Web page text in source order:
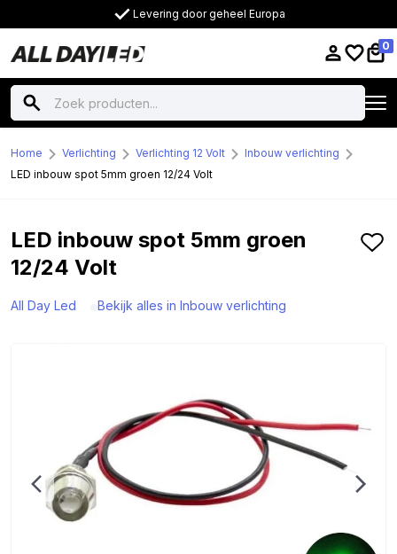
Levering door geheel Europa
0
Home Verlichting Verlichting 12 Volt
Inbouw verlichting
LED inbouw spot 5mm groen 12/24 Volt
LED inbouw spot 5mm groen
12/24 Volt
All Day Led Bekijk alles in Inbouw verlichting